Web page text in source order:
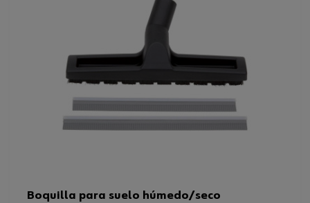
Boquilla para suelo húmedo/seco